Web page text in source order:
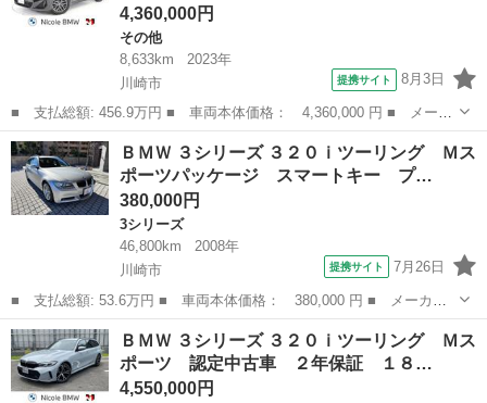
4,360,000円
その他
8,633km
2023年
川崎市
提携サイト 8月3日
■ 支払総額: 456.9万円 ■ 車両本体価格： 4,360,000 円 ■ メーカ
ー名： ＢＭＷ ■ 車種名： Ｘ１ ■ グレード名： ｘＤｒｉｖ
ｅ ２０ｄ Ｍスポーツ 認定中古車 ２年保証 全周囲カメラ 前
後センサー...
神奈川 川崎市
ＢＭＷ ３シリーズ ３２０ｉツーリング Ｍス
ポーツパッケージ スマートキー プ…
380,000円
3シリーズ
46,800km
2008年
川崎市
提携サイト 7月26日
■ 支払総額: 53.6万円 ■ 車両本体価格： 380,000 円 ■ メーカー
名： ＢＭＷ ■ 車種名： ３シリーズ ■ グレード名： ３２０ｉ
ツーリング Ｍスポーツパッケージ スマートキー プッシュスター
ト ■ 排気...
神奈川 川崎市
ＢＭＷ ３シリーズ ３２０ｉツーリング Ｍス
ポーツ 認定中古車 ２年保証 １８…
4,550,000円